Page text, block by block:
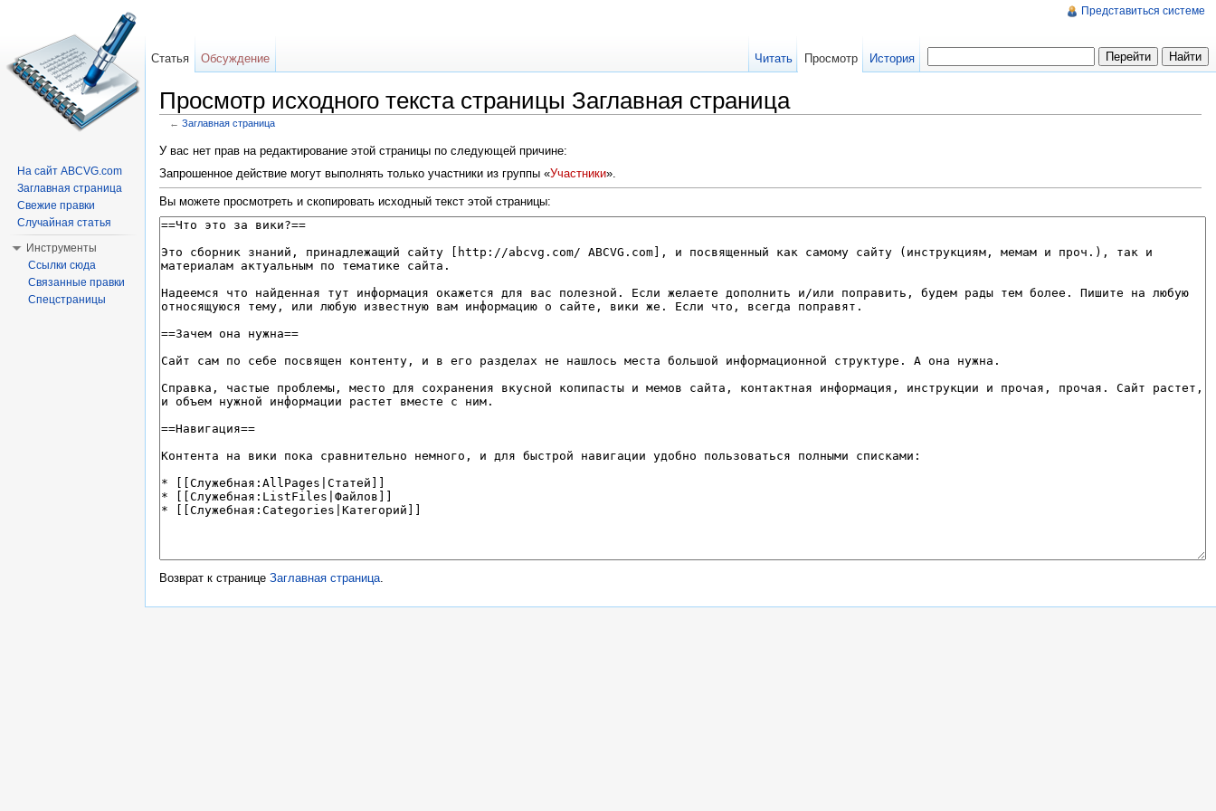
Просмотр исходного текста страницы Заглавная страница
← Заглавная страница
У вас нет прав на редактирование этой страницы по следующей причине:
Запрошенное действие могут выполнять только участники из группы «Участники».
Вы можете просмотреть и скопировать исходный текст этой страницы:
Возврат к странице Заглавная страница
Представиться системе
Статья Обсуждение Читать Просмотр История
На сайт ABCVG.com
Заглавная страница
Свежие правки
Случайная статья
Инструменты
Ссылки сюда
Связанные правки
Спецстраницы